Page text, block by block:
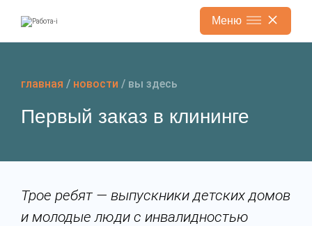
содержанию
Меню
главная / новости / вы здесь
Первый заказ в клининге
Трое ребят — выпускники детских домов
и молодые люди с инвалидностью